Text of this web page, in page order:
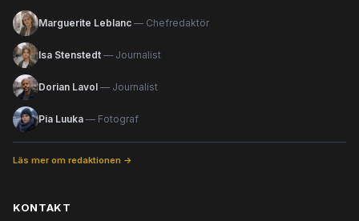
Marguerite Leblanc — Chefredaktör
Isa Stenstedt — Journalist
Dorian Lavol — Journalist
Pia Luuka — Fotograf
Läs mer om redaktionen →
KONTAKT